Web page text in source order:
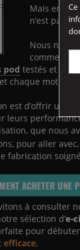
Mais
n’est pas
Nous nous
comme sur
pod testés et
chaque
est d’offrir une
leurs
que nous
pour aller
fabrication
ACHETER UNE
à consulter
sélection d’e-
pour
efficace.